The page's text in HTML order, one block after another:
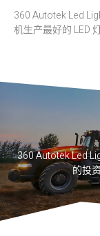
360 Autotek Led
机生产最好的 LED
360 Autotek Led
的投